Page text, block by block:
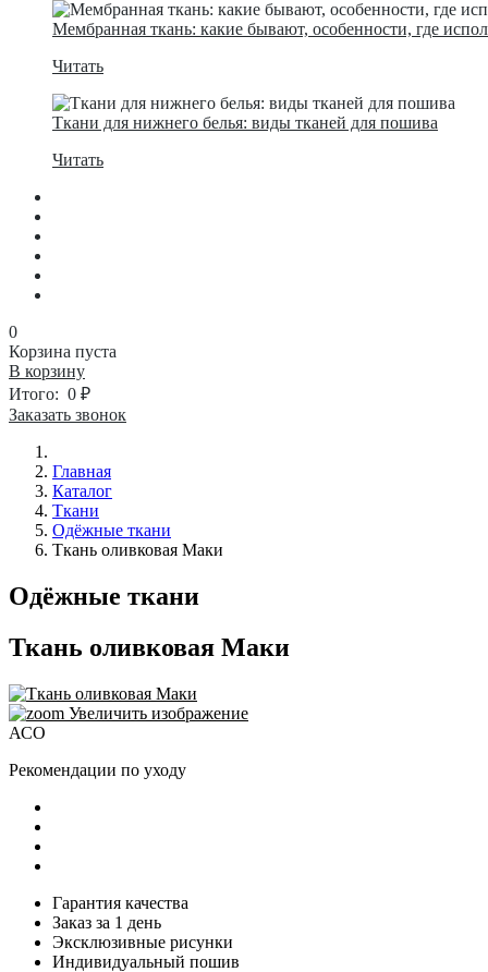
Мембранная ткань: какие бывают, особенности, где
Читать
Ткани для нижнего белья: виды тканей для пошива
Читать
0
Корзина пуста
В корзину
Итого: 0 ₽
Заказать звонок
Главная
Каталог
Ткани
Одёжные ткани
Ткань оливковая Маки
Одёжные ткани
Ткань оливковая Маки
Увеличить изображение
АСО
Рекомендации по уходу
Гарантия качества
Заказ за 1 день
Эксклюзивные рисунки
Индивидуальный пошив